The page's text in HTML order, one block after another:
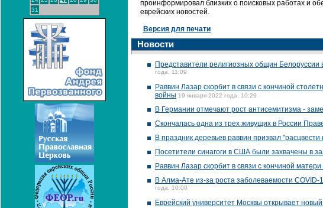
31
проинформировал близких о поисковых работах и
еврейских новостей.
Версия для печати
Новости
Представители религиозных общин Белоруссии
года, 11:09
Раввин Лазар скорбит в связи с кончиной
войны 19 января 2022 года, 10:29
В Германии отмечают рост антисемитизма -
Скончалась одна из трех живущих в России
В праздник деревьев раввин призвал "расцвести
Посетители синагоги в США были захвачены в
Раввин Лазар скорбит в связи с кончиной
В Алма-Ате из-за роста заболеваемости
года, 10:00
Еврейский университет Москвы открывает